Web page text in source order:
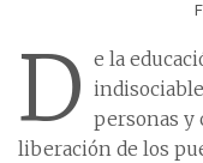
D e la
personas y
liberación de los